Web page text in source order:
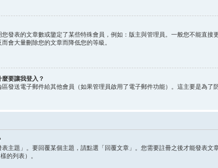
發表的文章數或鑒定了某些特殊會員，例如：版主與管理員。一般您不能直
會大量刪除您的文章而降低您的等級。
要讓我登入？
發送電子郵件給其他會員（如果管理員啟用了電子郵件功能）。這主要是為了
主題」。要回覆某個主題，請點選「回覆文章」。您需要註冊之後才能發表
的列表）。